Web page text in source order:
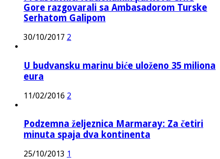
Gore razgovarali sa Ambasadorom Turske
Serhatom Galipom
30/10/2017 2
U budvansku marinu biće uloženo 35 miliona
eura
11/02/2016 2
Podzemna željeznica Marmaray: Za četiri
minuta spaja dva kontinenta
25/10/2013 1